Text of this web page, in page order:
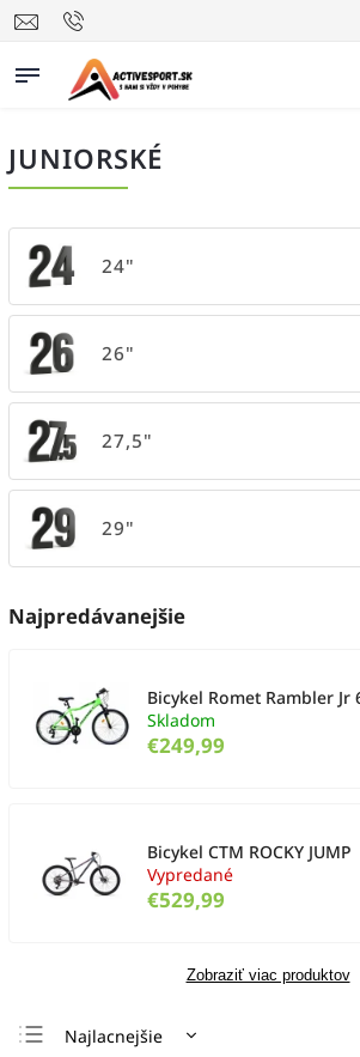
JUNIORSKÉ
24"
26"
27,5"
29"
Najpredávanejšie
Bicykel Romet Rambler Jr
Skladom
€249,99
Bicykel CTM ROCKY JUMP
Vypredané
€529,99
Zobraziť viac produktov
Najlacnejšie